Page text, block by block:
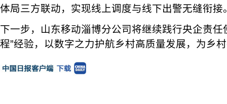
体局三方联动，实现线上调度与线下出警无缝衔
下一步，山东移动淄博分公司将继续践行央企责任
程”经验，以数字之力护航乡村高质量发展，为乡